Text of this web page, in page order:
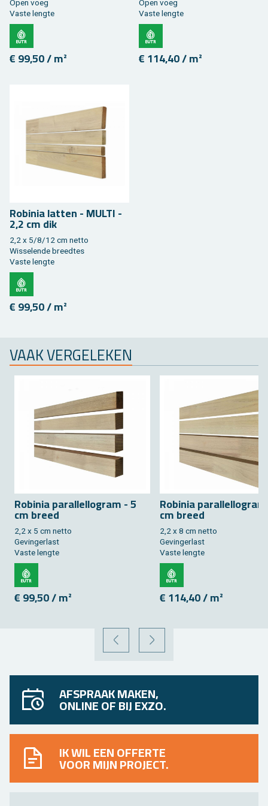
Open voeg
Vaste leng­te
€ 99,50 / m²
Open voeg
Vaste leng­te
€ 114,40 / m²
Ro­bi­nia lat­ten - MULTI -
2,2 cm dik
2,2 x 5/8/12 cm netto
Wis­se­len­de breed­tes
Vaste leng­te
€ 99,50 / m²
VAAK VER­GE­LE­KEN
Ro­bi­nia pa­ral­lel­lo­gram - 5
cm breed
2,2 x 5 cm netto
Ge­vin­ger­last
Vaste leng­te
€ 99,50 / m²
Ro­bi­nia
cm breed
2,2 x 8 cm netto
Ge­vin­ger­last
Vaste leng­te
€ 114,40 / m²
VORIGE VOLGENDE
AFSPRAAK MAKEN,
ONLINE OF BIJ EXZO.
IK WIL EEN OFFERTE
VOOR MIJN PROJECT.